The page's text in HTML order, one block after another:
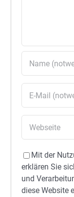
Mit der
erklären Sie
und
diese Website